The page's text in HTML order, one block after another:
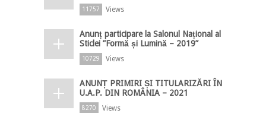
11757 Views
Anunț participare la Salonul Național al
Sticlei ”Formă și Lumină – 2019”
10729 Views
ANUNȚ PRIMIRI ȘI TITULARIZĂRI ÎN
U.A.P. DIN ROMÂNIA – 2021
8270 Views